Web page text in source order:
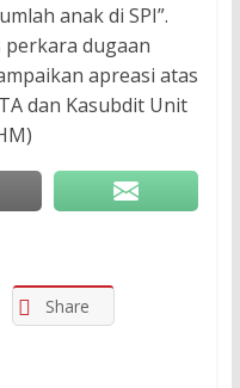
anak di SPI”.
dugaan
apreasi atas
dan Kasubdit Unit
Share